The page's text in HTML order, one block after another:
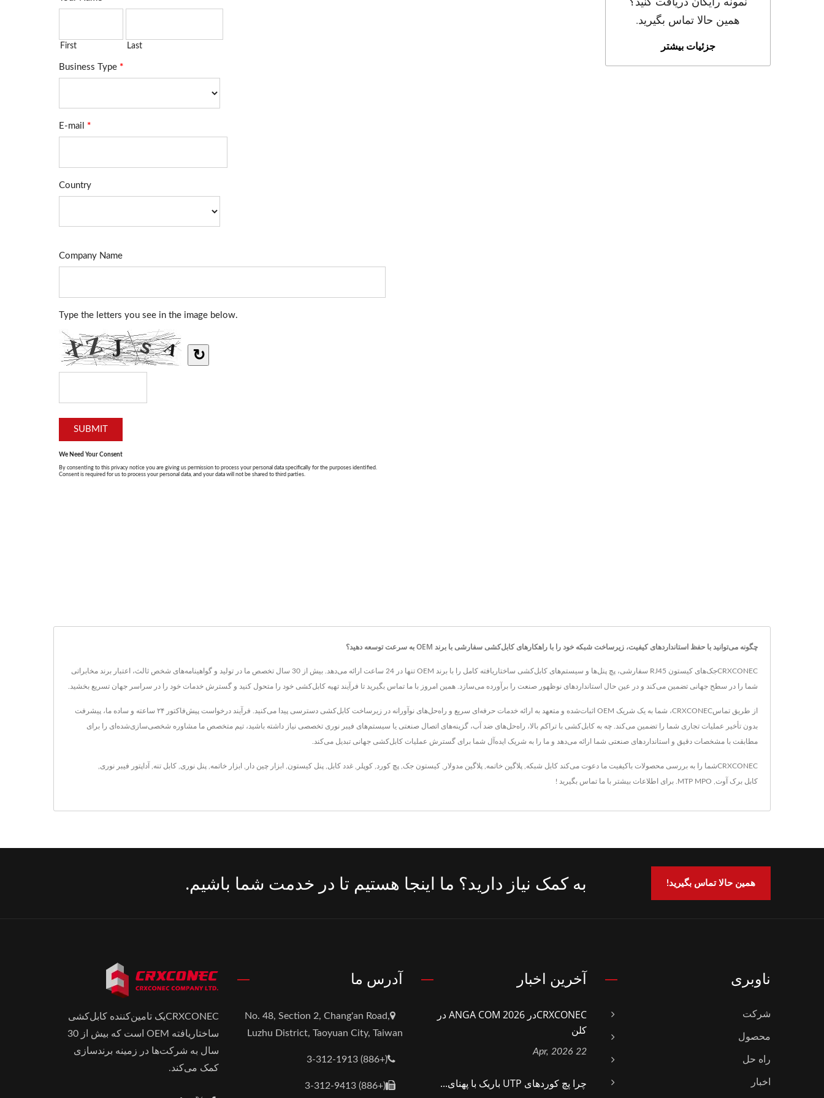
نمونه رایگان دریافت کنید؟
همین حالا تماس بگیرید.
جزئیات بیشتر
چگونه می‌توانید با حفظ استانداردهای کیفیت، زیرساخت شبکه خود را با راهکارهای کابل‌کشی سفارشی با برند OEM به سرعت توسعه دهید؟
CRXCONECجک‌های کیستون RJ45 سفارشی، پچ پنل‌ها و سیستم‌های کابل‌کشی ساختاریافته کامل را با برند OEM تنها در 24 ساعت ارائه می‌دهد. بیش از 30 سال تخصص ما در تولید و گواهینامه‌های شخص ثالث، اعتبار برند مخابراتی
شما را در سطح جهانی تضمین می‌کند و در عین حال استانداردهای نوظهور صنعت را برآورده می‌سازد. همین امروز با ما تماس بگیرید تا فرآیند تهیه کابل‌کشی خود را متحول کنید و گسترش خدمات خود را در سراسر جهان تسریع بخشید.
از طریق تماسCRXCONEC، شما به یک شریک OEM اثبات‌شده و متعهد به ارائه خدمات حرفه‌ای سریع و راه‌حل‌های نوآورانه در زیرساخت کابل‌کشی دسترسی پیدا می‌کنید. فرآیند درخواست پیش‌فاکتور ۲۴ ساعته و ساده ما، پیشرفت
بدون تأخیر عملیات تجاری شما را تضمین می‌کند. چه به کابل‌کشی با تراکم بالا، راه‌حل‌های ضد آب، گزینه‌های اتصال صنعتی یا سیستم‌های فیبر نوری تخصصی نیاز داشته باشید، تیم متخصص ما مشاوره شخصی‌سازی‌شده‌ای را برای
مطابقت با مشخصات دقیق و استانداردهای صنعتی شما ارائه می‌دهد و ما را به شریک ایده‌آل شما برای گسترش عملیات کابل‌کشی جهانی تبدیل می‌کند.
CRXCONECشما را به بررسی محصولات باکیفیت ما دعوت می‌کند کابل شبکه پلاگین خاتمه پلاگین مدولار کیستون جک پچ کورد کوپلر غدد کابل پنل کیستون ابزار چین دار ابزار خاتمه پنل نوری کابل تنه آداپتور فیبر نوری
کابل برک آوت MTP MPO . برای اطلاعات بیشتر با ما تماس بگیرید !
به کمک نیاز دارید؟ ما اینجا هستیم تا در خدمت شما باشیم. همین حالا تماس بگیرید!
CRXCONECیک تامین‌کننده کابل‌کشی
ساختاریافته OEM است که بیش از 30
سال به شرکت‌ها در زمینه برندسازی
کمک می‌کند.
آدرس ما
No. 48, Section 2, Chang'an Road,
Luzhu District, Taoyuan City, Taiwan
(+886) 3-312-1913
(+886) 3-312-9413
آخرین اخبار
CRXCONECدر ANGA COM 2026 در
کلن
22 Apr, 2026
چرا پچ کوردهای UTP باریک با پهنای...
ناوبری
شرکت
محصول
راه حل
اخبار